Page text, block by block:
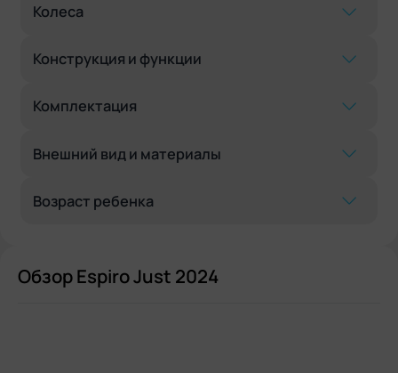
Колеса
Конструкция и функции
Комплектация
Внешний вид и материалы
Возраст ребенка
Обзор Espiro Just 2024